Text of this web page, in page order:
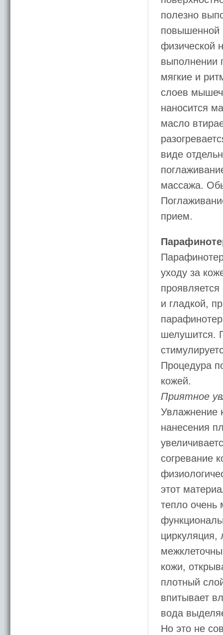
полезно
повышенной
физической
выполнении
мягкие и
слоев
наносится
масло
виде
массажа.
прием.
уходу за
и гладкой,
шелушится.
Процедура
кожей.
Приятное
Увлажнение
нанесения
согревание
этот
тепло очень
циркуляция,
кожи,
плотный
впитывает
вода
Но это не